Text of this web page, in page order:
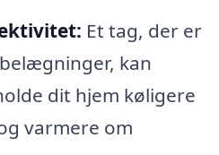
Et tag, der er
kan
dit hjem køligere
varmere om